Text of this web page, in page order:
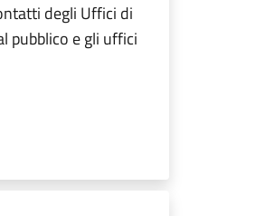
degli Uffici di
pubblico e gli uffici